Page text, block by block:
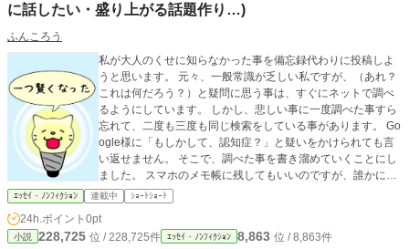
に話したい・盛り上がる話題作り…)
ふんころう
私が大人のくせに知らなかった事を備忘録代わりに投稿しよ
うと思います。 元々、一般常識が乏しい私ですが、（あれ？
これは何だろう？）と疑問に思う事は、すぐにネットで調べ
るようにしています。 しかし、悲しい事に一度調べた事すら
忘れて、二度も三度も同じ検索をしている事があります。 Go
ogle様に「もしかして、認知症？」と疑いをかけられても言
い返せません。 そこで、調べた事を書き溜めていくことにし
ました。 スマホのメモ帳に残してもいいのですが、誰かに読
んでもらえる方がモチベーションが上がるので、アルファポ
リス様にお世話になります。 読んでくれた方が、（知らなか
った！一つ賢くなった）と思ってもらえると嬉しいです。 し
かし、「とにかく、読んで賢くなりたい！」という方は、参
ｴｯｾｲ・ﾉﾝﾌｨｸｼｮﾝ 連載中 ｼｮｰﾄｼｮｰﾄ
24h.ポイント 0pt
小説 228,725 位 / 228,725件 ｴｯｾｲ・ﾉﾝﾌｨｸｼｮﾝ 8,863 位 / 8,863件